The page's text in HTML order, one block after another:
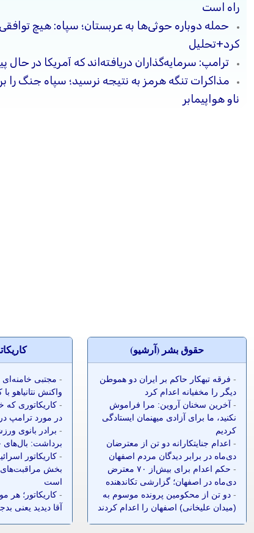
راه است
حمله دوباره حوثی‌ها به عربستان؛ سپاه: هیچ
کرد+تحلیل
ترامپ: سرمایه‌گذاران دریافته‌اند که آمریکا در حال
مذاکرات تنگه هرمز به نتیجه نرسید؛ سپاه جنگ را
ناو هواپیمابر
حقوق بشر (آرشيو)
- فرقه تبهکار حاکم بر ایران دو هموطن
دیگر را مخفیانه اعدام کرد
- آخرین سخنان آروین: مرا فراموش
نکنید، ما برای آزادی میهنمان ایستادگی
کردیم
- اعدام جنایتکارانه دو تن از معترضان
دی‌ماه در برابر دیدگان مردم اصفهان
-
حکم اعدام برای بیش‌از ۷۰ معترض
دی‌ماه در اصفهان؛ گزارشی تکاندهنده
- دو تن از محکومین پرونده موسوم به
(میدان علیخانی) اصفهان را اعدام کردند
- مجتبی
واکنش نتانیاهو با
- کاریکاتوری که
در مورد ترامپ
- برادر بانوی
برداشت: بال‌های
- کاریکاتور
بخش
است
- کاریکاتور؛ هر
آقا دیدید یعنی